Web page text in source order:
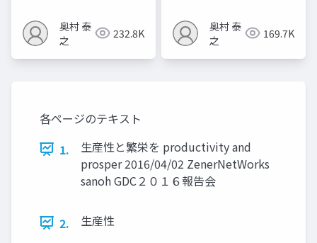
奥村 泰
之
232.8K
奥村 泰
之
169.7K
各ページのテキスト
1.
生産性と繁栄を productivity and
prosper 2016/04/02 ZenerNetWorks
sanoh GDC２０１６報告会
2. 生産性